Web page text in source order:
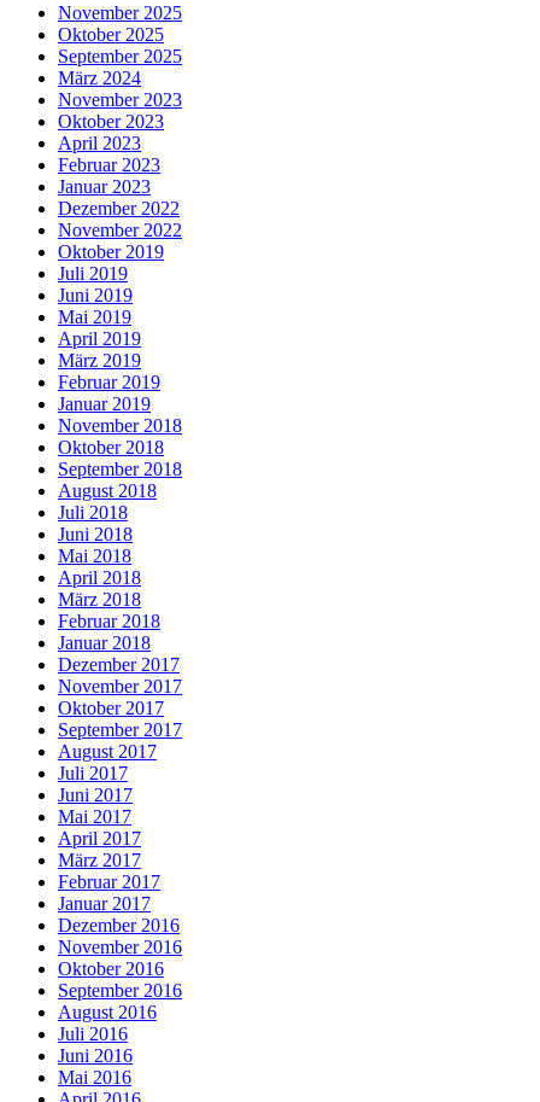
November 2025
Oktober 2025
September 2025
März 2024
November 2023
Oktober 2023
April 2023
Februar 2023
Januar 2023
Dezember 2022
November 2022
Oktober 2019
Juli 2019
Juni 2019
Mai 2019
April 2019
März 2019
Februar 2019
Januar 2019
November 2018
Oktober 2018
September 2018
August 2018
Juli 2018
Juni 2018
Mai 2018
April 2018
März 2018
Februar 2018
Januar 2018
Dezember 2017
November 2017
Oktober 2017
September 2017
August 2017
Juli 2017
Juni 2017
Mai 2017
April 2017
März 2017
Februar 2017
Januar 2017
Dezember 2016
November 2016
Oktober 2016
September 2016
August 2016
Juli 2016
Juni 2016
Mai 2016